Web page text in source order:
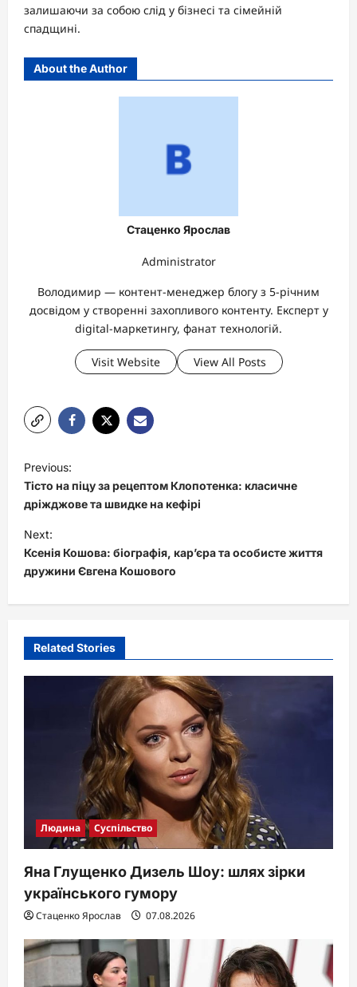
залишаючи за собою слід у бізнесі та сімейній
спадщині.
About the Author
Стаценко Ярослав
Administrator
Володимир — контент-менеджер блогу з 5-річним
досвідом у створенні захопливого контенту. Експерт у
digital-маркетингу, фанат технологій.
Visit Website View All Posts
P
o
s
t
n
a
v
g
a
Previous:
Тісто на піцу за рецептом Клопотенка: класичне
дріжджове та швидке на кефірі
Next:
Ксенія Кошова: біографія, кар’єра та особисте життя
дружини Євгена Кошового
Related Stories
Людина Суспільство
Яна Глущенко Дизель Шоу: шлях зірки
українського гумору
Стаценко Ярослав 07.08.2026